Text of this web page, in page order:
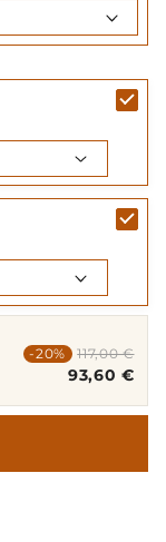
-20% 117,00 €
93,60 €